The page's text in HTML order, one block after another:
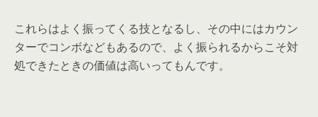
これらはよく振ってくる技となるし、その中にはカウン
ターでコンボなどもあるので、よく振られるからこそ対
処できたときの価値は高いってもんです。